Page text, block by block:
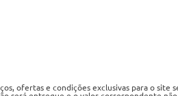
ofertas e condições exclusivas para o